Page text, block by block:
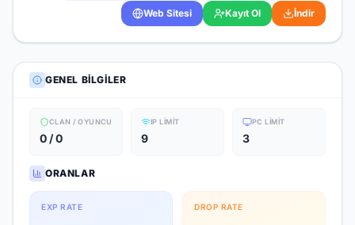
Web Sitesi
Kayıt Ol İndir
GENEL BILGILER
CLAN / OYUNCU
0 / 0
IP LIMIT
9
PC LIMIT
3
ORANLAR
EXP RATE DROP RATE